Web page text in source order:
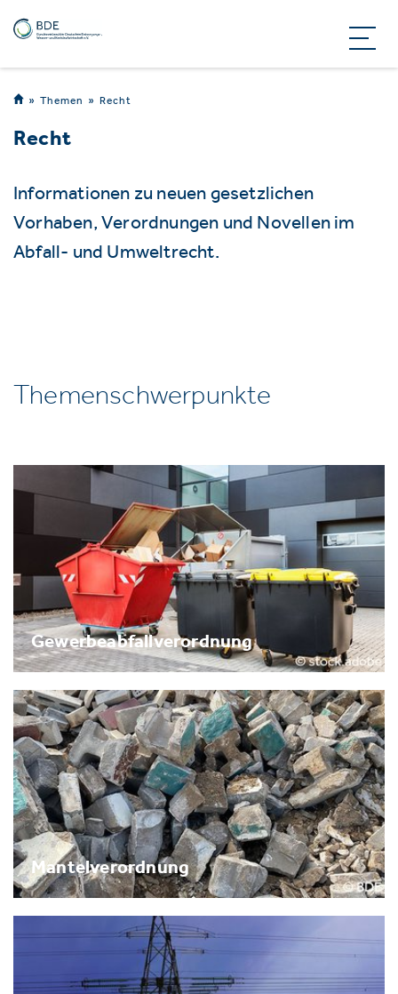
Themen Recht
Recht
Informationen zu neuen gesetzlichen
Vorhaben, Verordnungen und Novellen im
Abfall- und Umweltrecht.
Themenschwerpunkte
Gewerbeabfallverordnung
Mantelverordnung